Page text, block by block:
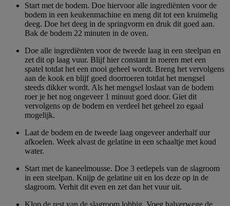
Start met de bodem. Doe hiervoor alle ingrediënten voor de
bodem in een keukenmachine en meng dit tot een kruimelig
deeg. Doe het deeg in de springvorm en druk dit goed aan.
Bak de bodem 22 minuten in de oven.
Doe alle ingrediënten voor de tweede laag in een steelpan en
zet dit op laag vuur. Blijf hier constant in roeren met een
spatel totdat het een mooi geheel wordt. Breng het vervolgens
aan de kook en blijf goed doorroeren totdat het mengsel
steeds dikker wordt. Als het mengsel loslaat van de bodem
roer je het nog ongeveer 1 minuut goed door. Giet dit
vervolgens op de bodem en verdeel het geheel zo egaal
mogelijk.
Laat de bodem en de tweede laag ongeveer anderhalf uur
afkoelen. Week alvast de gelatine in een schaaltje met koud
water.
Start met de kaneelmousse. Doe 3 eetlepels van de slagroom
in een steelpan. Knijp de gelatine uit en los deze op in de
slagroom. Verhit dit even en zet dan het vuur uit.
Klop de rest van de slagroom lobbig. Voeg halverwege de